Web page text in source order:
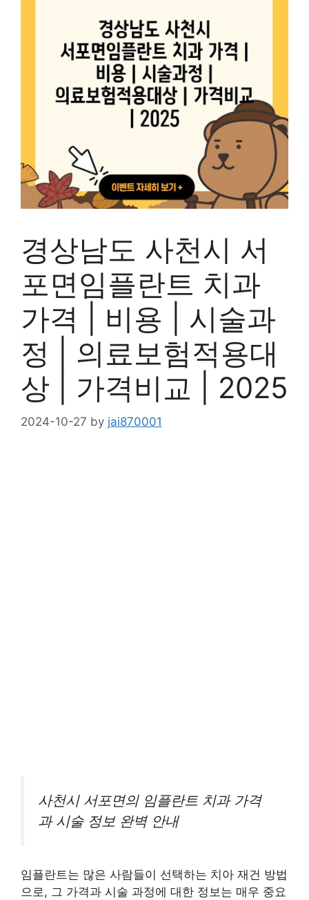
경상남도 사천시 서
포면임플란트 치과
가격 | 비용 | 시술과
정 | 의료보험적용대
상 | 가격비교 | 2025
2024-10-27 by jai870001
사천시 서포면의 임플란트 치과 가격
과 시술 정보 완벽 안내
임플란트는 많은 사람들이 선택하는 치아 재건 방법
으로, 그 가격과 시술 과정에 대한 정보는 매우 중요